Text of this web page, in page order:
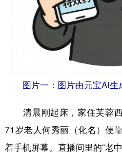
图片一：图片由元宝AI生
清晨刚起床，家住芙蓉西
71岁老人何秀丽（化名）便
着手机屏幕。直播间里的“老